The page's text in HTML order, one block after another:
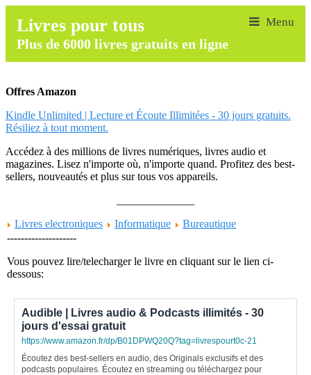
Livres pour tous
Plus de 6000 livres gratuits en ligne
Offres Amazon
Kindle Unlimited | Lecture et Écoute Illimitées - 30 jours gratuits.
Résiliez à tout moment.
Accédez à des millions de livres numériques, livres audio et
magazines. Lisez n'importe où, n'importe quand. Profitez des best-
sellers, nouveautés et plus sur tous vos appareils.
Livres electroniques
Informatique
Bureautique
--------------------
Vous pouvez lire/telecharger le livre en cliquant sur le lien ci-
dessous:
Audible | Livres audio & Podcasts illimités - 30
jours d'essai gratuit
https://www.amazon.fr/dp/B01DPWQ20Q?tag=livrespourt0c-21
Écoutez des best-sellers en audio, des Originals exclusifs et des
podcasts populaires. Écoutez en streaming ou téléchargez pour